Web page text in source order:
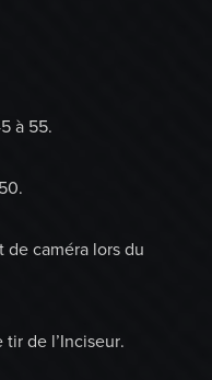
à 55.
caméra lors du
de l’Inciseur.